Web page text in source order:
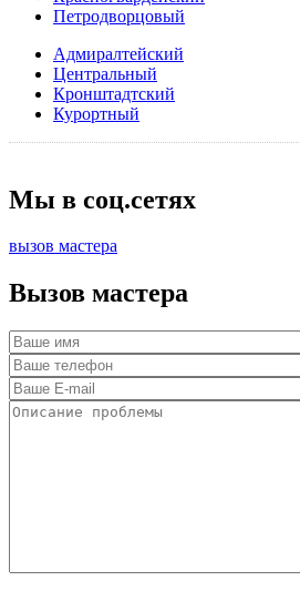
Петродворцовый
Адмиралтейский
Центральный
Кронштадтский
Курортный
Мы в соц.сетях
вызов мастера
Вызов мастера